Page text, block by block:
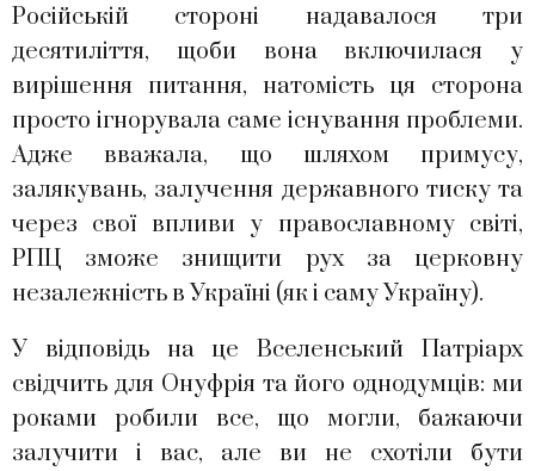
Російській стороні надавалося три
десятиліття, щоби вона включилася у
вирішення питання, натомість ця сторона
просто ігнорувала саме існування проблеми.
Адже вважала, що шляхом примусу,
залякувань, залучення державного тиску та
через свої впливи у православному світі,
РПЦ зможе знищити рух за церковну
незалежність в Україні (як і саму Україну).
У відповідь на це Вселенський Патріарх
свідчить для Онуфрія та його однодумців: ми
роками робили все, що могли, бажаючи
залучити і вас, але ви не схотіли бути